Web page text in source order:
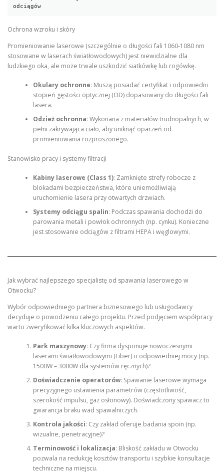
Ochrona wzroku i skóry
Promieniowanie laserowe (szczególnie o długości fali 1060-1080 nm
stosowane w laserach światłowodowych) jest niewidzialne dla
ludzkiego oka, ale może trwale uszkodzić siatkówkę lub rogówkę.
Okulary ochronne: Muszą posiadać certyfikat i odpowiedni
stopień gęstości optycznej (OD) dopasowany do długości fali
lasera.
Odzież ochronna: Wykonana z materiałów trudnopalnych, w
pełni zakrywająca ciało, aby uniknąć oparzeń od
promieniowania rozproszonego.
Stanowisko pracy i systemy filtracji
Kabiny laserowe (Class 1): Zamknięte strefy robocze z
blokadami bezpieczeństwa, które uniemożliwiają
uruchomienie lasera przy otwartych drzwiach.
Systemy odciągu spalin: Podczas spawania dochodzi do
parowania metali i powłok ochronnych (np. cynku). Konieczne
jest stosowanie odciągów z filtrami HEPA i węglowymi.
Jak wybrać najlepszego specjalistę od spawania laserowego w
Otwocku?
Wybór odpowiedniego partnera biznesowego lub usługodawcy
decyduje o powodzeniu całego projektu. Przed podjęciem współpracy
warto zweryfikować kilka kluczowych aspektów.
Park maszynowy: Czy firma dysponuje nowoczesnymi
laserami światłowodowymi (Fiber) o odpowiedniej mocy (np.
1500W – 3000W dla systemów ręcznych)?
Doświadczenie operatorów: Spawanie laserowe wymaga
precyzyjnego ustawienia parametrów (częstotliwość,
szerokość impulsu, gaz osłonowy). Doświadczony spawacz to
gwarancja braku wad spawalniczych.
Kontrola jakości: Czy zakład oferuje badania spoin (np.
wizualne, penetracyjne)?
Terminowość i lokalizacja: Bliskość zakładu w Otwocku
pozwala na redukcję kosztów transportu i szybkie konsultacje
techniczne na miejscu.